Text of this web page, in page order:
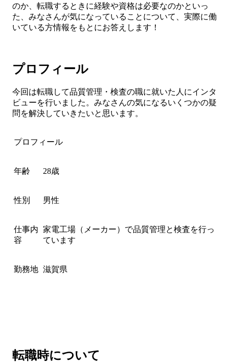
のか、転職するときに経験や資格は必要なのかといっ
た、みなさんが気になっていることについて、実際に働
いている方情報をもとにお答えします！
プロフィール
今回は転職して品質管理・検査の職に就いた人にインタ
ビューを行いました。みなさんの気になるいくつかの疑
問を解決していきたいと思います。
プロフィール
年齢 28歳
性別 男性
仕事内
容
家電工場（メーカー）で品質管理と検査を行っ
ています
勤務地 滋賀県
転職時について